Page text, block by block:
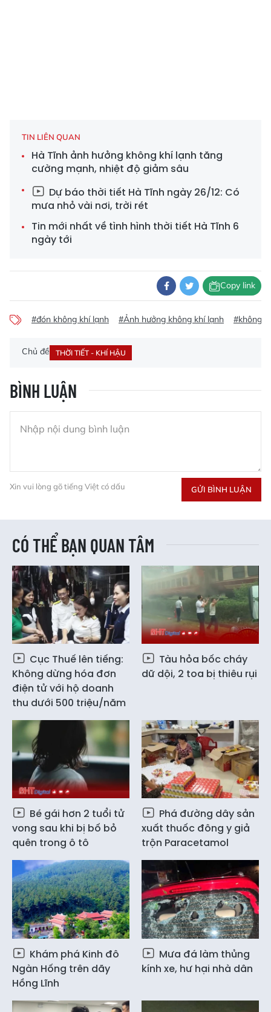
TIN LIÊN QUAN
Hà Tĩnh ảnh hưởng không khí lạnh tăng
cường mạnh, nhiệt độ giảm sâu
Dự báo thời tiết Hà Tĩnh ngày 26/12: Có
mưa nhỏ vài nơi, trời rét
Tin mới nhất về tình hình thời tiết Hà Tĩnh 6
ngày tới
Copy link
#đón không khí lạnh #Ảnh hưởng không khí lạnh #không
Chủ đề THỜI TIẾT - KHÍ HẬU
BÌNH LUẬN
Xin vui lòng gõ tiếng Việt có dấu GỬI BÌNH LUẬN
CÓ THỂ BẠN QUAN TÂM
Cục Thuế lên tiếng:
Không dừng hóa đơn
điện tử với hộ doanh
thu dưới 500 triệu/năm
Tàu hỏa bốc cháy
dữ dội, 2 toa bị thiêu rụi
Bé gái hơn 2 tuổi tử
vong sau khi bị bố bỏ
quên trong ô tô
Phá đường dây sản
xuất thuốc đông y giả
trộn Paracetamol
Khám phá Kinh đô
Ngàn Hống trên dãy
Hồng Lĩnh
Mưa đá làm thủng
kính xe, hư hại nhà dân